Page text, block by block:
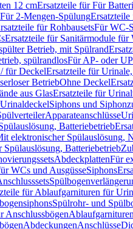
12 cmErsatzteile für Für
Für 2-Mengen-Spülung
für RohbausetsFür WC-
Ersatzteile für Sanitärmodule für
Betrieb, mit Spülrand
spülrandlosFür AP- oder
für DeckelErsatzteile für
BetriebOhne Deckel
aus GlasErsatzteile für
UrinaldeckelSiphons und
Apparateanschlüsse
Batteriebetrieb
elektronischer Spülauslösung,
Batteriebetrieb
AbdeckplattenFür
WCs und AusgüsseSiphons
für Ablaufgarnituren für
Spülrohr- und
Anschlussbögen
AbdeckungenAnschlüsse